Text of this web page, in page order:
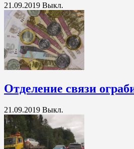
21.09.2019 Выкл.
Отделение связи
21.09.2019 Выкл.